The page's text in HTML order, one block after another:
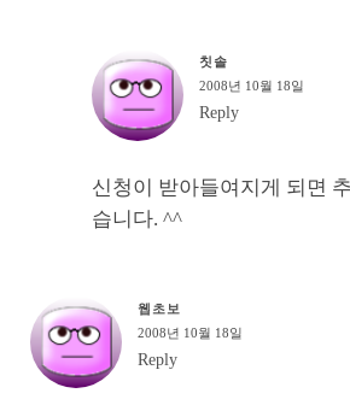
칫솔
2008년 10월 18일
Reply
신청이 받아들여지게 되면
습니다. ^^
웹초보
2008년 10월 18일
Reply